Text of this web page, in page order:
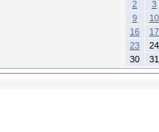
2
3
9
10
16
17
23
24
30
31